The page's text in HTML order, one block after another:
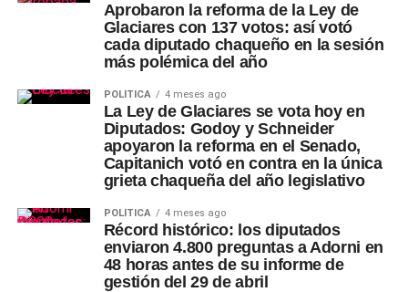
Aprobaron la reforma de la Ley de
Glaciares con 137 votos: así votó
cada diputado chaqueño en la sesión
más polémica del año
POLÍTICA 4 meses ago
La Ley de Glaciares se vota hoy en
Diputados: Godoy y Schneider
apoyaron la reforma en el Senado,
Capitanich votó en contra en la única
grieta chaqueña del año legislativo
POLÍTICA 4 meses ago
Récord histórico: los diputados
enviaron 4.800 preguntas a Adorni en
48 horas antes de su informe de
gestión del 29 de abril